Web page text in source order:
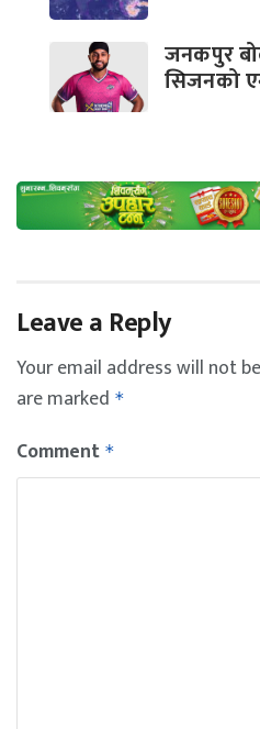
जनकपुर
सिजनको
Leave a Reply
Your email address will not
are marked *
Comment *